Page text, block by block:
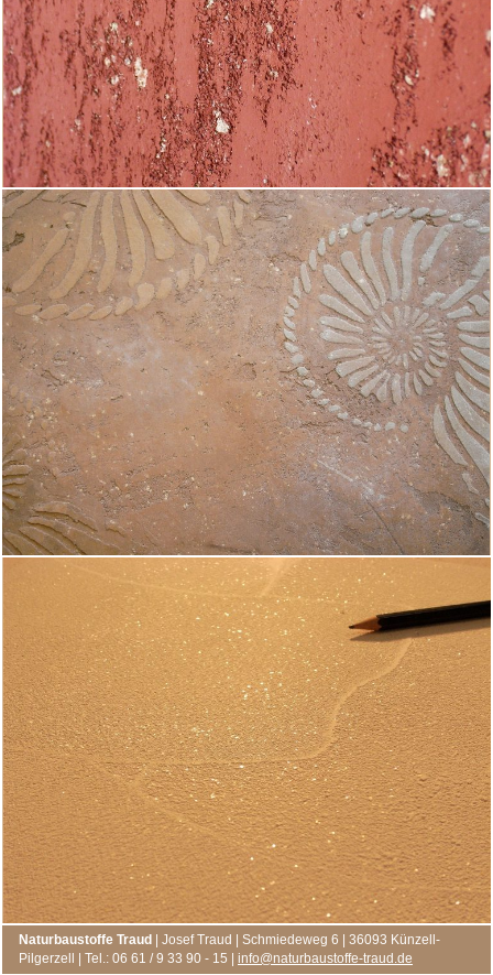
Naturbaustoffe Traud
| Josef Traud | Schmiedeweg 6 | 36093 Künzell-
Pilgerzell | Tel.: 06 61 / 9 33 90 - 15 | info@naturbaustoffe-traud.de